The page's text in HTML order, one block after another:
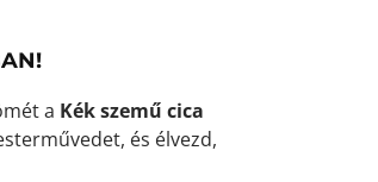
a Kék szemű cica
és élvezd,